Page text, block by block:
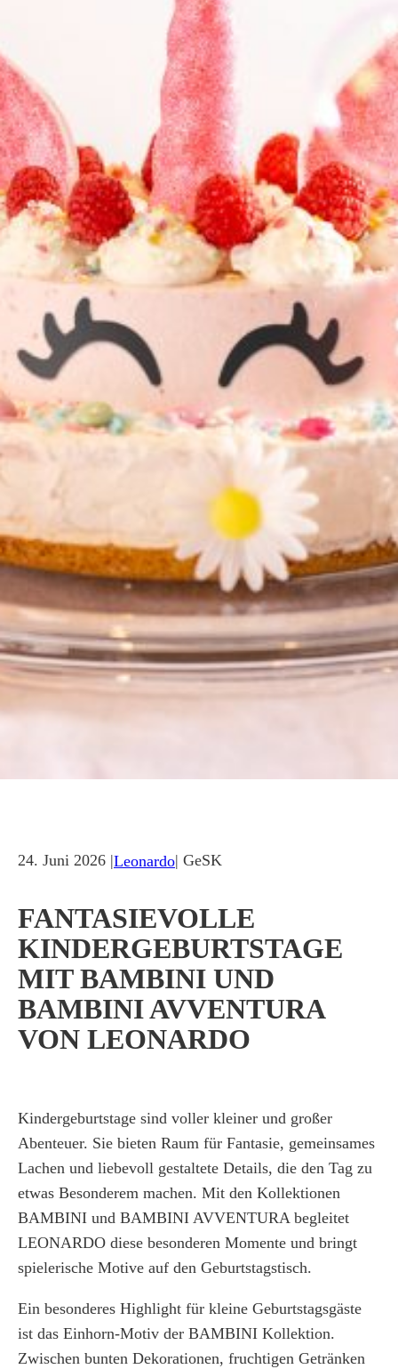
24. Juni 2026 |Leonardo| GeSK
FANTASIEVOLLE
KINDERGEBURTSTAGE
MIT BAMBINI UND
BAMBINI AVVENTURA
VON LEONARDO
Kindergeburtstage sind voller kleiner und großer
Abenteuer. Sie bieten Raum für Fantasie, gemeinsames
Lachen und liebevoll gestaltete Details, die den Tag zu
etwas Besonderem machen. Mit den Kollektionen
BAMBINI und BAMBINI AVVENTURA begleitet
LEONARDO diese besonderen Momente und bringt
spielerische Motive auf den Geburtstagstisch.
Ein besonderes Highlight für kleine Geburtstagsgäste
ist das Einhorn-Motiv der BAMBINI Kollektion.
Zwischen bunten Dekorationen, fruchtigen Getränken